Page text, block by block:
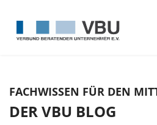
FACHWISSEN FÜR DEN
DER VBU BLOG